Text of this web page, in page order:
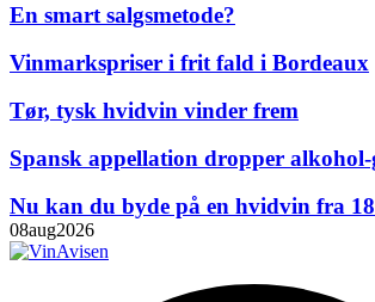
En smart salgsmetode?
Vinmarkspriser i frit fald i Bordeaux
Tør, tysk hvidvin vinder frem
Spansk appellation dropper
Nu kan du byde på en hvidvin fra
08aug2026